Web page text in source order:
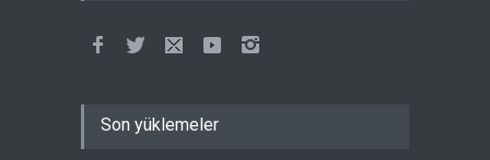
Son yüklemeler